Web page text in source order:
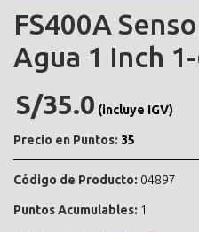
FS400A
Agua 1 Inch
S/35.0 (incluye IGV)
Precio en Puntos: 35
Código de Producto: 04897
Puntos Acumulables: 1